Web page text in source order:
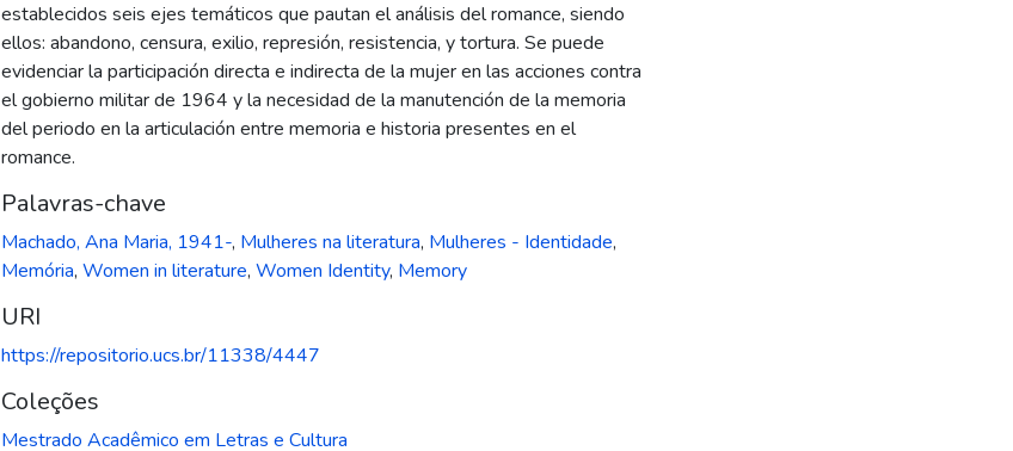
establecidos seis ejes temáticos que pautan el análisis del romance, siendo
ellos: abandono, censura, exilio, represión, resistencia, y tortura. Se puede
evidenciar la participación directa e indirecta de la mujer en las acciones contra
el gobierno militar de 1964 y la necesidad de la manutención de la memoria
del periodo en la articulación entre memoria e historia presentes en el
romance.
Palavras-chave
Machado, Ana Maria, 1941-, Mulheres na literatura, Mulheres - Identidade,
Memória, Women in literature, Women Identity, Memory
URI
https://repositorio.ucs.br/11338/4447
Coleções
Mestrado Acadêmico em Letras e Cultura